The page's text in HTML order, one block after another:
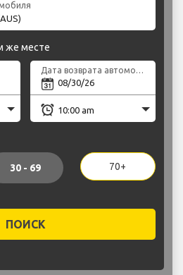
же месте
Дата возврата автомобиля
30 - 69 70+
ПОИСК